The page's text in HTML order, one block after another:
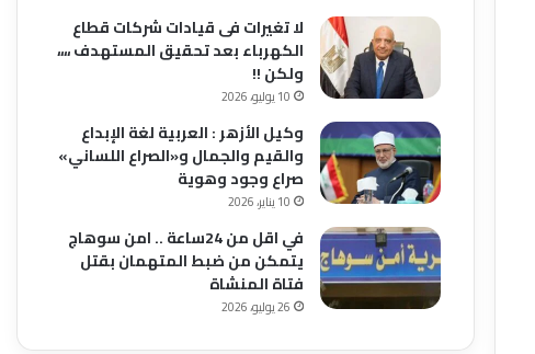
لا تغيرات فى قيادات شركات قطاع
الكهرباء بعد تحقيق المستهدف ،،،،
ولكن !!
10 يوليو، 2026
وكيل الأزهر : العربية لغة الإبداع
والقيم والجمال و«الصراع اللساني»
صراع وجود وهوية
10 يناير، 2026
في اقل من 24ساعة .. امن سوهاج
يتمكن من ضبط المتهمان بقتل
فتاة المنشاة
26 يوليو، 2026